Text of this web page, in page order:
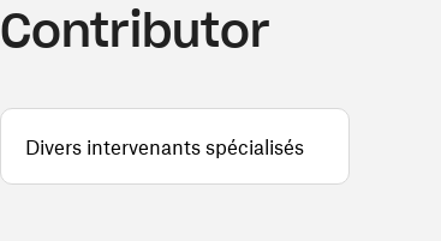
Contributor
Divers intervenants spécialisés